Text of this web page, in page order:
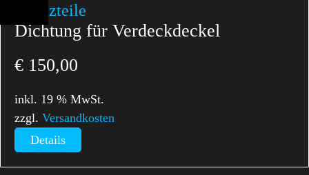
Ersatzteile
Dichtung für Verdeckdeckel
€ 150,00
inkl. 19 % MwSt.
zzgl.Versandkosten
Details